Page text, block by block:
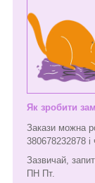
Як зробити
Закази можна
380678232878
Зазвичай,
ПН Пт.